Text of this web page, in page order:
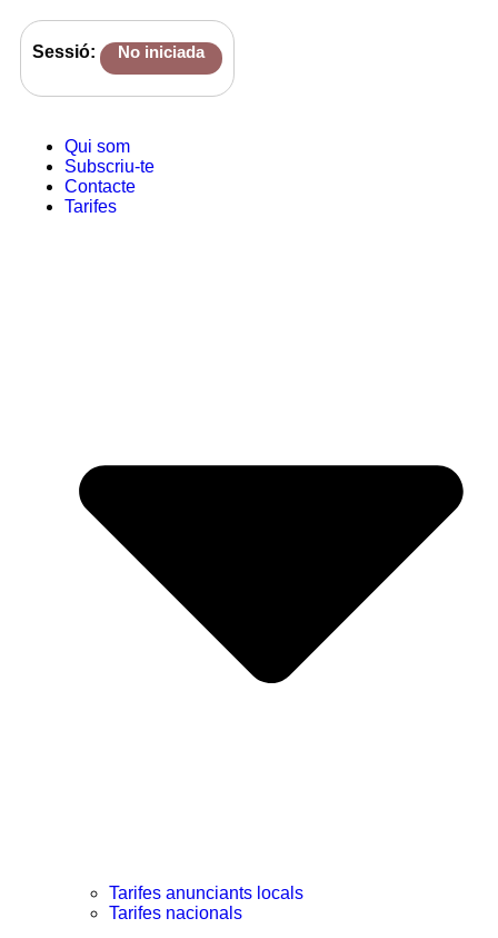
Sessió: No iniciada
Qui som
Subscriu-te
Contacte
Tarifes
Tarifes anunciants locals
Tarifes nacionals